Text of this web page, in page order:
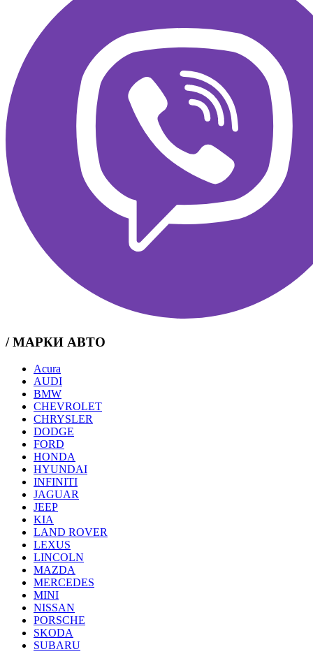
/ МАРКИ АВТО
Acura
AUDI
BMW
CHEVROLET
CHRYSLER
DODGE
FORD
HONDA
HYUNDAI
INFINITI
JAGUAR
JEEP
KIA
LAND ROVER
LEXUS
LINCOLN
MAZDA
MERCEDES
MINI
NISSAN
PORSCHE
SKODA
SUBARU